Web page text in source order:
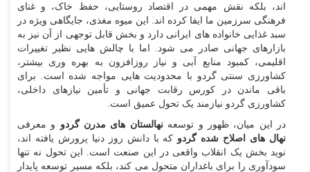
اند، بلکه نقش مهمی در اقتصاد روستایی، حفظ خاک، و غنای
فرهنگی سرزمین ما ایفا کرده‌ اند. این میوه مغذی، جایگاهی ویژه در
سبد غذایی خانواده‌ های ایرانی دارد و بخش قابل توجهی از آن نیز به
بازارهای جهانی صادر می‌ شود. اما با چالش‌ هایی نظیر تغییرات
اقلیمی، کمبود منابع آبی و نیاز روزافزون به بهره‌ وری بیشتر،
کشاورزی سنتی گردو با محدودیت‌ هایی مواجه شده است. برای
باقی ماندن در کورس رقابت جهانی و تأمین نیازهای داخلی،
کشاورزی گردو نیازمند یک تحول عمیق است.
در این میان، ظهور و توسعهنهالستان‌ های مدرن گردو و معرفی
نهال‌ های اصلاح‌ شده گردو که با دانش روز دنیا پرورش یافته‌ اند،
نوید بخش یک انقلاب واقعی در این صنعت است. این تحول نه تنها
سودآوری را برای باغداران متحول می‌ کند، بلکه مسیر توسعه پایدار